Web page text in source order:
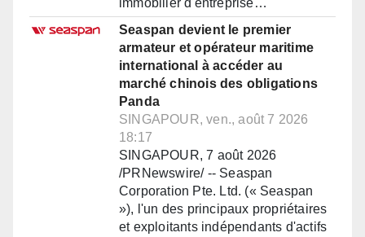
immobilier d'entreprise…
Seaspan devient le premier
armateur et opérateur maritime
international à accéder au
marché chinois des obligations
Panda
SINGAPOUR, ven., août 7 2026
18:17
SINGAPOUR, 7 août 2026
/PRNewswire/ -- Seaspan
Corporation Pte. Ltd. (« Seaspan
»), l'un des principaux propriétaires
et exploitants indépendants d'actifs